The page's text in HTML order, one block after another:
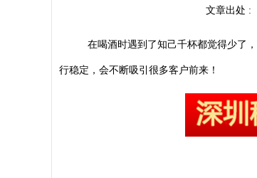
文章出处 :
在喝酒时遇到了知己千杯都觉得少了，
行稳定，会不断吸引很多客户前来！